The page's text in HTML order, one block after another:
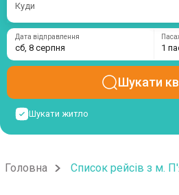
Куди
Дата відправлення
сб, 8 серпня 1
Шукати
Шукати житло
Головна Список рейсів з м.